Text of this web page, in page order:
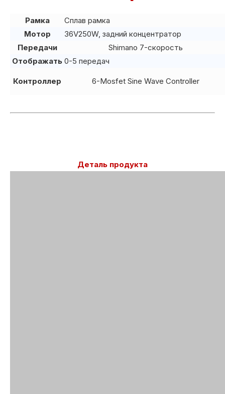
Рамка
Сплав рамка
Мотор
36V250W, задний концентратор
Передачи
Shimano 7-скорость
Отображать 0-5 передач
Контроллер 6-Mosfet Sine Wave Controller
Деталь продукта